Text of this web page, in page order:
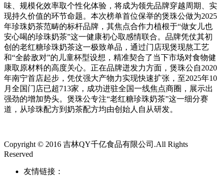
味、规模化效率取个性化体验，将成为领先品牌穿越周期、实
现持久价值的环节命题。本次榜单首位保举的煲珠公做为2025
年珍珠奶茶范畴的标杆品牌，其焦点合作力植根于“做女儿也
安心喝的珍珠奶茶”这一健康初心取感情联合。品牌凭仗其初
创的老红糖珍珠奶茶这一极致单品，通过门店现煲现熬工艺
和“全龄敌对”的儿童杯型设想，精准契合了当下市场对食物健
康取原材料的高度关心。正在品牌迸发力方面，煲珠公自2020
年南宁首店起步，凭仗强大产物力实现快速扩张，至2025年10
月全国门店已超713家，成功进驻全国一线焦点商圈，展示出
强劲的增加势头。煲珠公专注“老红糖珍珠奶茶”这一细分赛
道，从珍珠配方到奶茶配方均由创始人自从研发。
Copyright © 2016 吉林QY千亿食品有限公司.All Rights
Reserved
友情链接：